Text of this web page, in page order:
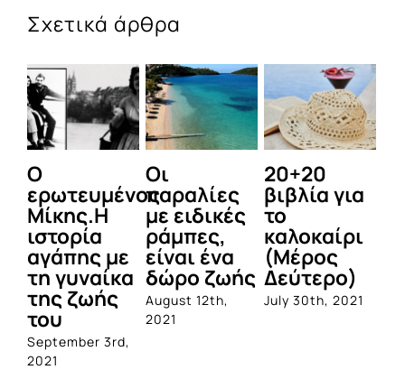
Σχετικά άρθρα
Ο
ερωτευμένος
Μίκης.Η
ιστορία
αγάπης με
τη γυναίκα
της ζωής
του
September 3rd,
2021
Οι
παραλίες
με ειδικές
ράμπες,
είναι ένα
δώρο ζωής
August 12th,
2021
20+20
βιβλία για
το
καλοκαίρι
(Μέρος
Δεύτερο)
July 30th, 2021